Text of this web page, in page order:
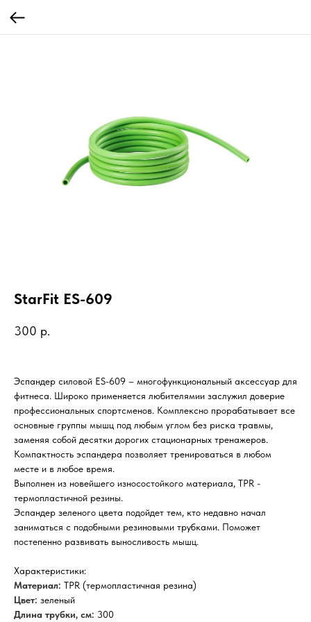
StarFit ES-609
300 р.
Эспандер силовой ES-609 – многофункциональный аксессуар для
фитнеса. Широко применяется любителямии заслужил доверие
профессиональных спортсменов. Комплексно прорабатывает все
основные группы мышц под любым углом без риска травмы,
заменяя собой десятки дорогих стационарных тренажеров.
Компактность эспандера позволяет тренироваться в любом
месте и в любое время.
Выполнен из новейшего износостойкого материала, TPR -
термопластичной резины.
Эспандер зеленого цвета подойдет тем, кто недавно начал
заниматься с подобными резиновыми трубками. Поможет
постепенно развивать выносливость мышц.
Характеристики:
Материал: TPR (термопластичная резина)
Цвет: зеленый
Длина трубки, см: 300